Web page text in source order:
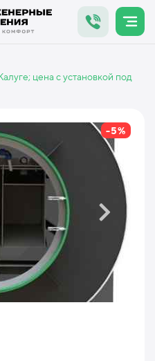
цена с установкой под
-5%